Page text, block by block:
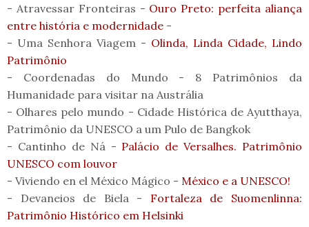
- Atravessar Fronteiras - Ouro Preto: perfeita aliança
entre história e modernidade -
- Uma Senhora Viagem - Olinda, Linda Cidade, Lindo
Patrimônio
- Coordenadas do Mundo - 8 Patrimônios da
Humanidade para visitar na Austrália
- Olhares pelo mundo - Cidade Histórica de Ayutthaya,
Patrimônio da UNESCO a um Pulo de Bangkok
- Cantinho de Ná - Palácio de Versalhes. Patrimônio
UNESCO com louvor
- Viviendo en el México Mágico - México e a UNESCO!
- Devaneios de Biela - Fortaleza de Suomenlinna:
Patrimônio Histórico em Helsinki